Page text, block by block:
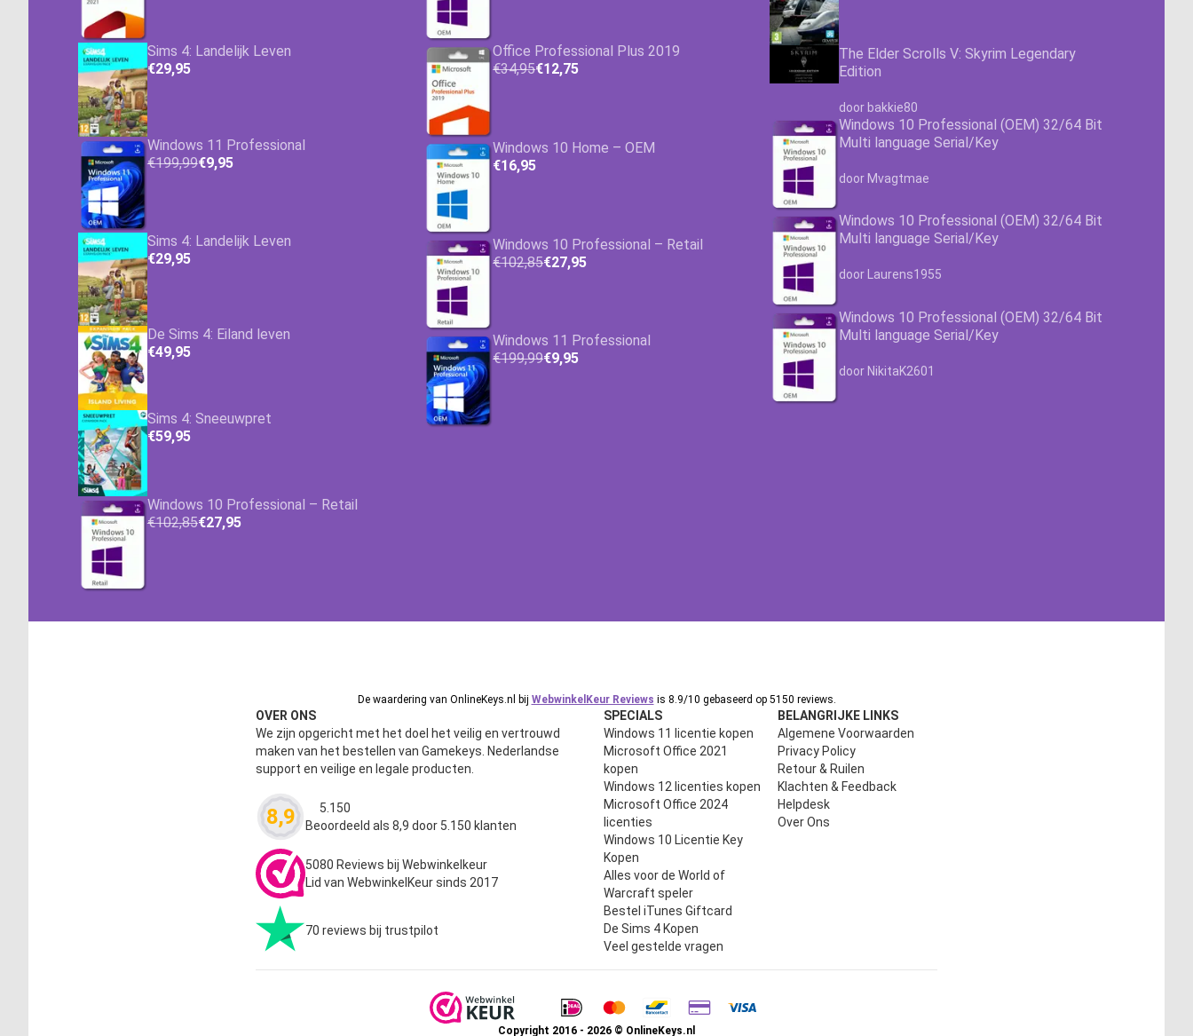
Sims 4: Landelijk Leven
€29,95
Windows 11 Professional
€199,99€9,95
Sims 4: Landelijk Leven
€29,95
De Sims 4: Eiland leven
€49,95
Sims 4: Sneeuwpret
€59,95
Windows 10 Professional – Retail
€102,85€27,95
Office Professional Plus 2019
€34,95€12,75
Windows 10 Home – OEM
€16,95
Windows 10 Professional – Retail
€102,85€27,95
Windows 11 Professional
€199,99€9,95
The Elder Scrolls V: Skyrim Legendary
Edition
Waardering4.63
door bakkie80
Windows 10 Professional (OEM) 32/64 Bit
Multi language Serial/Key
Waardering4.63
door Mvagtmae
Windows 10 Professional (OEM) 32/64 Bit
Multi language Serial/Key
Waardering4.63uit 5
door Laurens1955
Windows 10 Professional (OEM) 32/64 Bit
Multi language Serial/Key
Waardering4.63
door NikitaK2601
De waardering van OnlineKeys.nl bij WebwinkelKeur Reviews is 8.9/10 gebaseerd op 5150 reviews.
OVER ONS
We zijn opgericht met het doel het veilig en vertrouwd
maken van het bestellen van Gamekeys. Nederlandse
support en veilige en legale producten.
8,9 Waardering
5.150
Beoordeeld als 8,9 door 5.150 klanten
5080 Reviews bij Webwinkelkeur
Lid van WebwinkelKeur sinds 2017
70 reviews bij trustpilot
SPECIALS
Windows 11 licentie kopen
Microsoft Office 2021
kopen
Windows 12 licenties kopen
Microsoft Office 2024
licenties
Windows 10 Licentie Key
Kopen
Alles voor de World of
Warcraft speler
Bestel iTunes Giftcard
De Sims 4 Kopen
Veel gestelde vragen
BELANGRIJKE LINKS
Algemene Voorwaarden
Privacy Policy
Retour & Ruilen
Klachten & Feedback
Helpdesk
Over Ons
Copyright 2016 - 2026 © OnlineKeys.nl